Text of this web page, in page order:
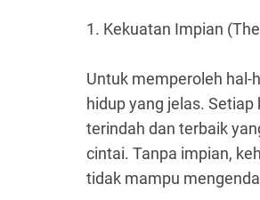
KEKUATAN
MANUSIA
1. Kekuatan Impian
Untuk memperoleh hal-
hidup yang jelas.
terindah dan terbaik
cintai. Tanpa impian,
tidak mampu